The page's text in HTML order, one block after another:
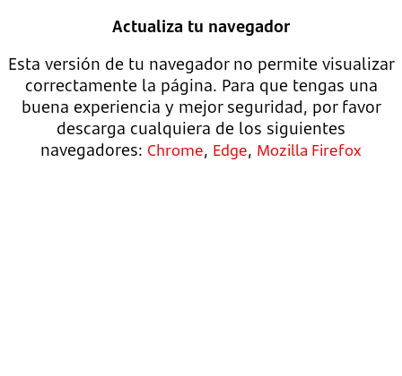
Actualiza tu navegador
Esta versión de tu navegador no permite visualizar
correctamente la página. Para que tengas una
buena experiencia y mejor seguridad, por favor
descarga cualquiera de los siguientes
navegadores: Chrome, Edge, Mozilla Firefox